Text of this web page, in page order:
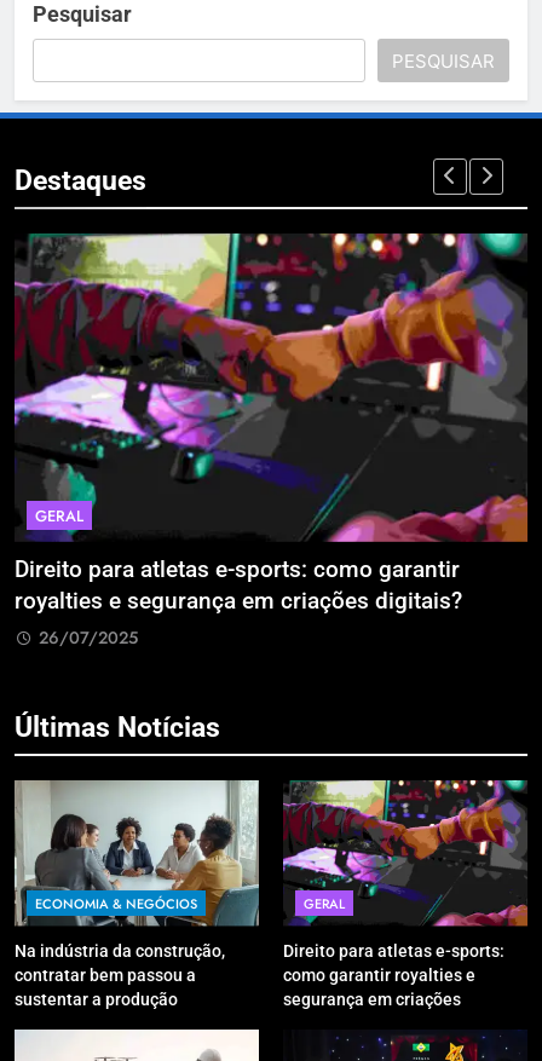
Pesquisar
PESQUISAR
Destaques
GERAL
Direito para atletas e-sports: como garantir
royalties e segurança em criações digitais?
26/07/2025
Últimas Notícias
ECONOMIA & NEGÓCIOS
Na indústria da construção,
contratar bem passou a
sustentar a produção
GERAL
Direito para atletas e-sports:
como garantir royalties e
segurança em criações